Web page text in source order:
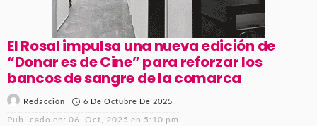
El Rosal impulsa una nueva edición de
“Donar es de Cine” para reforzar los
bancos de sangre de la comarca
Redacción 6 De Octubre De 2025
Publicado en: 06. Oct, 2025 en 5:10 pm